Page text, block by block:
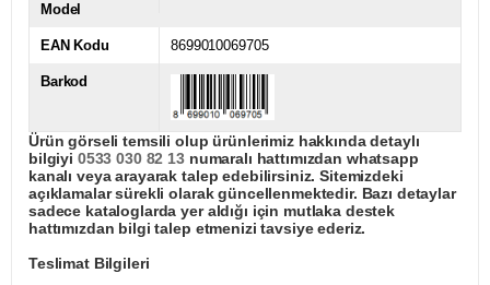
Model
EAN Kodu 8699010069705
Barkod
Ürün görseli temsili olup ürünlerimiz hakkında detaylı
bilgiyi 0533 030 82 13numaralı hattımızdan whatsapp
kanalı veya arayarak talep edebilirsiniz. Sitemizdeki
açıklamalar sürekli olarak güncellenmektedir. Bazı detaylar
sadece kataloglarda yer aldığı için mutlaka destek
hattımızdan bilgi talep etmenizi tavsiye ederiz.
Teslimat Bilgileri